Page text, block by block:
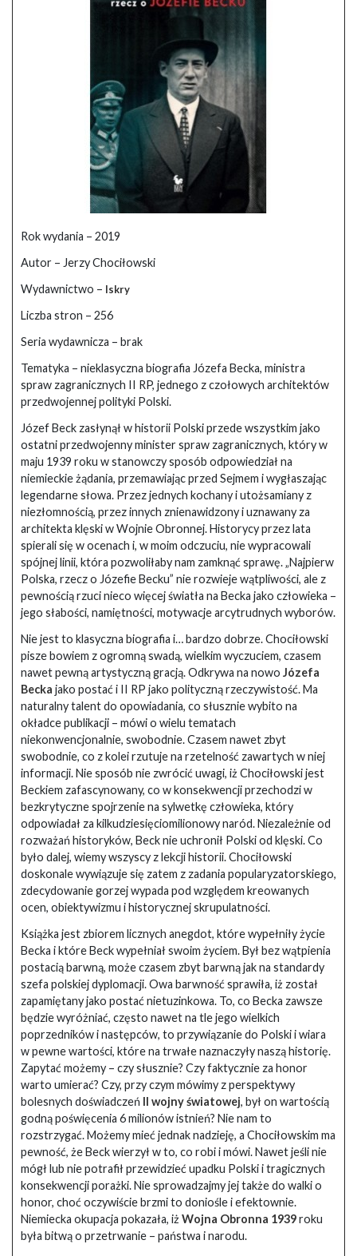
Rok wydania – 2019
Autor – Jerzy Chociłowski
Wydawnictwo – Iskry
Liczba stron – 256
Seria wydawnicza – brak
Tematyka – nieklasyczna biografia Józefa Becka, ministra
spraw zagranicznych II RP, jednego z czołowych architektów
przedwojennej polityki Polski.
Józef Beck zasłynął w historii Polski przede wszystkim jako
ostatni przedwojenny minister spraw zagranicznych, który w
maju 1939 roku w stanowczy sposób odpowiedział na
niemieckie żądania, przemawiając przed Sejmem i wygłaszając
legendarne słowa. Przez jednych kochany i utożsamiany z
niezłomnością, przez innych znienawidzony i uznawany za
architekta klęski w Wojnie Obronnej. Historycy przez lata
spierali się w ocenach i, w moim odczuciu, nie wypracowali
spójnej linii, która pozwoliłaby nam zamknąć sprawę. „Najpierw
Polska, rzecz o Józefie Becku” nie rozwieje wątpliwości, ale z
pewnością rzuci nieco więcej światła na Becka jako człowieka –
jego słabości, namiętności, motywacje arcytrudnych wyborów.
Nie jest to klasyczna biografia i… bardzo dobrze. Chociłowski
pisze bowiem z ogromną swadą, wielkim wyczuciem, czasem
nawet pewną artystyczną gracją. Odkrywa na nowo Józefa
Becka jako postać i II RP jako polityczną rzeczywistość. Ma
naturalny talent do opowiadania, co słusznie wybito na
okładce publikacji – mówi o wielu tematach
niekonwencjonalnie, swobodnie. Czasem nawet zbyt
swobodnie, co z kolei rzutuje na rzetelność zawartych w niej
informacji. Nie sposób nie zwrócić uwagi, iż Chociłowski jest
Beckiem zafascynowany, co w konsekwencji przechodzi w
bezkrytyczne spojrzenie na sylwetkę człowieka, który
odpowiadał za kilkudziesięciomilionowy naród. Niezależnie od
rozważań historyków, Beck nie uchronił Polski od klęski. Co
było dalej, wiemy wszyscy z lekcji historii. Chociłowski
doskonale wywiązuje się zatem z zadania popularyzatorskiego,
zdecydowanie gorzej wypada pod względem kreowanych
ocen, obiektywizmu i historycznej skrupulatności.
Książka jest zbiorem licznych anegdot, które wypełniły życie
Becka i które Beck wypełniał swoim życiem. Był bez wątpienia
postacią barwną, może czasem zbyt barwną jak na standardy
szefa polskiej dyplomacji. Owa barwność sprawiła, iż został
zapamiętany jako postać nietuzinkowa. To, co Becka zawsze
będzie wyróżniać, często nawet na tle jego wielkich
poprzedników i następców, to przywiązanie do Polski i wiara
w pewne wartości, które na trwałe naznaczyły naszą historię.
Zapytać możemy – czy słusznie? Czy faktycznie za honor
warto umierać? Czy, przy czym mówimy z perspektywy
bolesnych doświadczeń II wojny światowej, był on wartością
godną poświęcenia 6 milionów istnień? Nie nam to
rozstrzygać. Możemy mieć jednak nadzieję, a Chociłowskim ma
pewność, że Beck wierzył w to, co robi i mówi. Nawet jeśli nie
mógł lub nie potrafił przewidzieć upadku Polski i tragicznych
konsekwencji porażki. Nie sprowadzajmy jej także do walki o
honor, choć oczywiście brzmi to doniośle i efektownie.
Niemiecka okupacja pokazała, iż Wojna Obronna 1939roku
była bitwą o przetrwanie – państwa i narodu.